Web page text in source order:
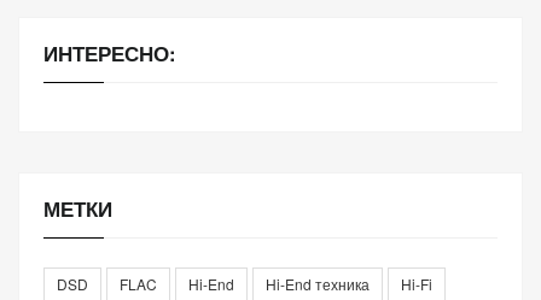
ИНТЕРЕСНО:
МЕТКИ
DSD FLAC Hi-End Hi-End техника
Hi-Fi